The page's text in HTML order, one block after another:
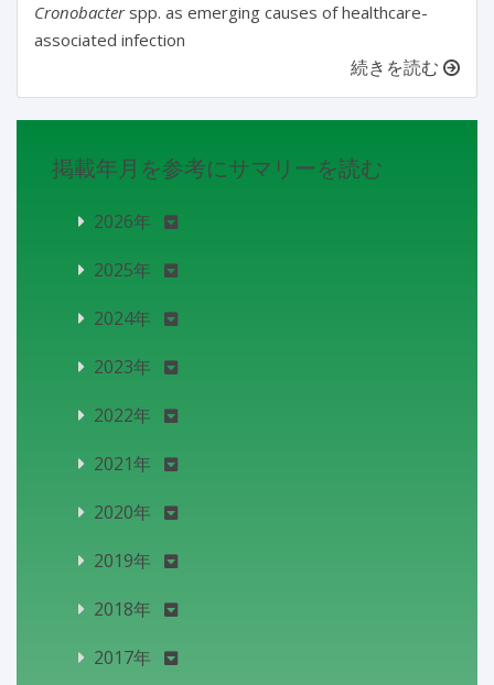
Cronobacterspp. as emerging causes of healthcare-
associated infection
続きを読む
掲載年月を参考にサマリーを読む
2026年
2025年
2024年
2023年
2022年
2021年
2020年
2019年
2018年
2017年